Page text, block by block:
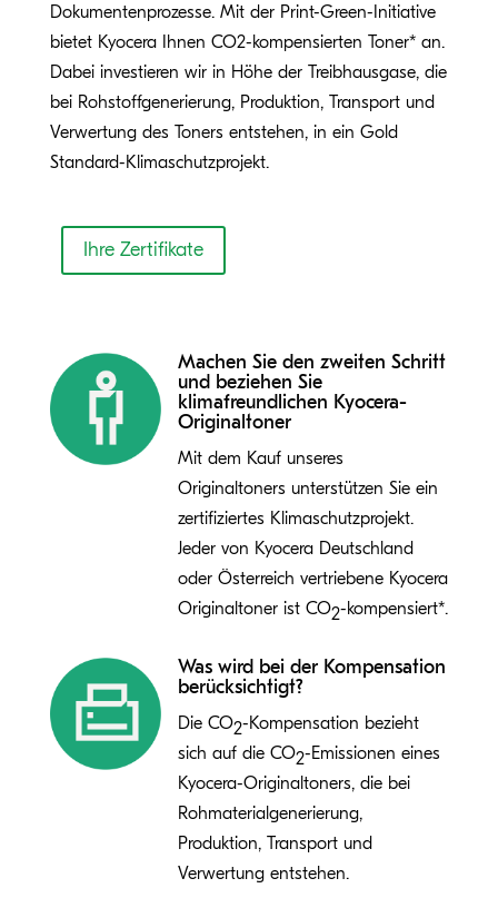
Dokumentenprozesse. Mit der Print-Green-Initiative
bietet Kyocera Ihnen CO2-kompensierten Toner* an.
Dabei investieren wir in Höhe der Treibhausgase, die
bei Rohstoffgenerierung, Produktion, Transport und
Verwertung des Toners entstehen, in ein Gold
Standard-Klimaschutzprojekt.
Ihre Zertifikate
Machen Sie den zweiten Schritt
und beziehen Sie
klimafreundlichen Kyocera-
Originaltoner
Mit dem Kauf unseres
Originaltoners unterstützen Sie ein
zertifiziertes Klimaschutzprojekt.
Jeder von Kyocera Deutschland
oder Österreich vertriebene Kyocera
Originaltoner ist CO2-kompensiert*.
Was wird bei der Kompensation
berücksichtigt?
Die CO2-Kompensation bezieht
sich auf die CO2-Emissionen eines
Kyocera-Originaltoners, die bei
Rohmaterialgenerierung,
Produktion, Transport und
Verwertung entstehen.